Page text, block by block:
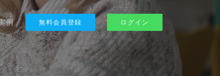
例 無料会員登録 ログイン